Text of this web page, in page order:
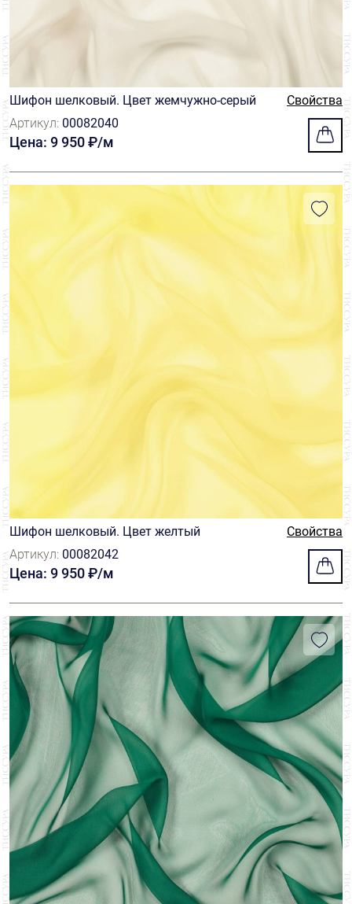
Шифон шелковый. Цвет жемчужно-серый
Свойства
Артикул: 00082040
Цена: 9 950 ₽/м
Шифон шелковый. Цвет желтый
Свойства
Артикул: 00082042
Цена: 9 950 ₽/м